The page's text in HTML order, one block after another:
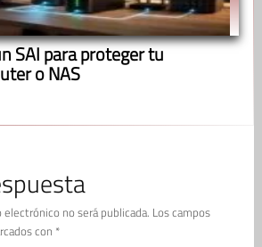
SAI para proteger tu
o NAS
no será publicada. Los campos
con *